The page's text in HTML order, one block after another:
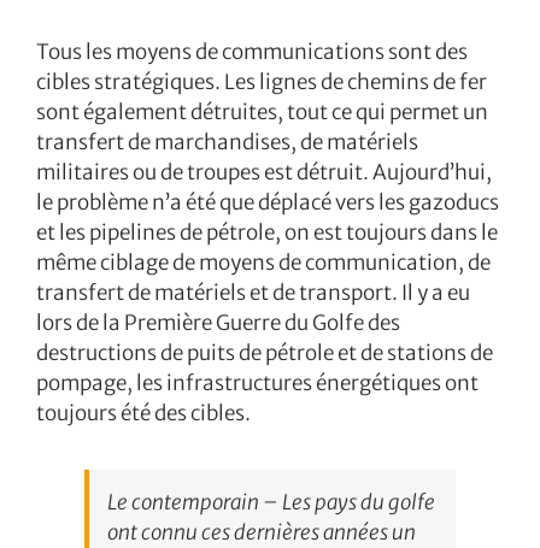
Tous les moyens de communications sont des
cibles stratégiques. Les lignes de chemins de fer
sont également détruites, tout ce qui permet un
transfert de marchandises, de matériels
militaires ou de troupes est détruit. Aujourd’hui,
le problème n’a été que déplacé vers les gazoducs
et les pipelines de pétrole, on est toujours dans le
même ciblage de moyens de communication, de
transfert de matériels et de transport. Il y a eu
lors de la Première Guerre du Golfe des
destructions de puits de pétrole et de stations de
pompage, les infrastructures énergétiques ont
toujours été des cibles.
Le contemporain – Les pays du golfe
ont connu ces dernières années un